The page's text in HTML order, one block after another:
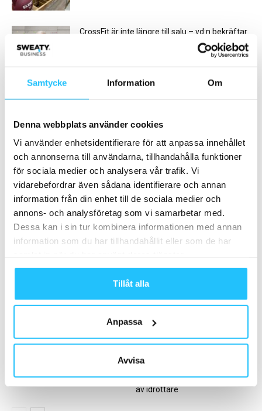
Samtycke Information Om
Denna webbplats använder cookies
Vi använder enhetsidentifierare för att anpassa innehållet
och annonserna till användarna, tillhandahålla funktioner
för sociala medier och analysera vår trafik. Vi
vidarebefordrar även sådana identifierare och annan
information från din enhet till de sociala medier och
annons- och analysföretag som vi samarbetar med.
Dessa kan i sin tur kombinera informationen med annan
information som du har tillhandahållit eller som de har
Tillåt alla
Anpassa
Avvisa
CrossFit är inte längre till salu – vd:n bekräftar
Ladda fler
HETAST JUST NU
Business
CrossFit i kris – vad krävs för
att vända trenden?
Business
Friskis i Stockholm och
Södertälje slår ihop
verksamheterna
Bygg en långsiktig och hållbar
business
Prestera – ny förstklassig
rackserie från Eleiko inspirerad
av idrottare